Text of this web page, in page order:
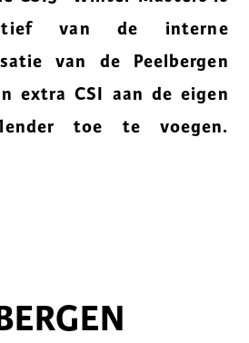
van de interne
van de Peelbergen
extra CSI aan de eigen
toe te voegen.